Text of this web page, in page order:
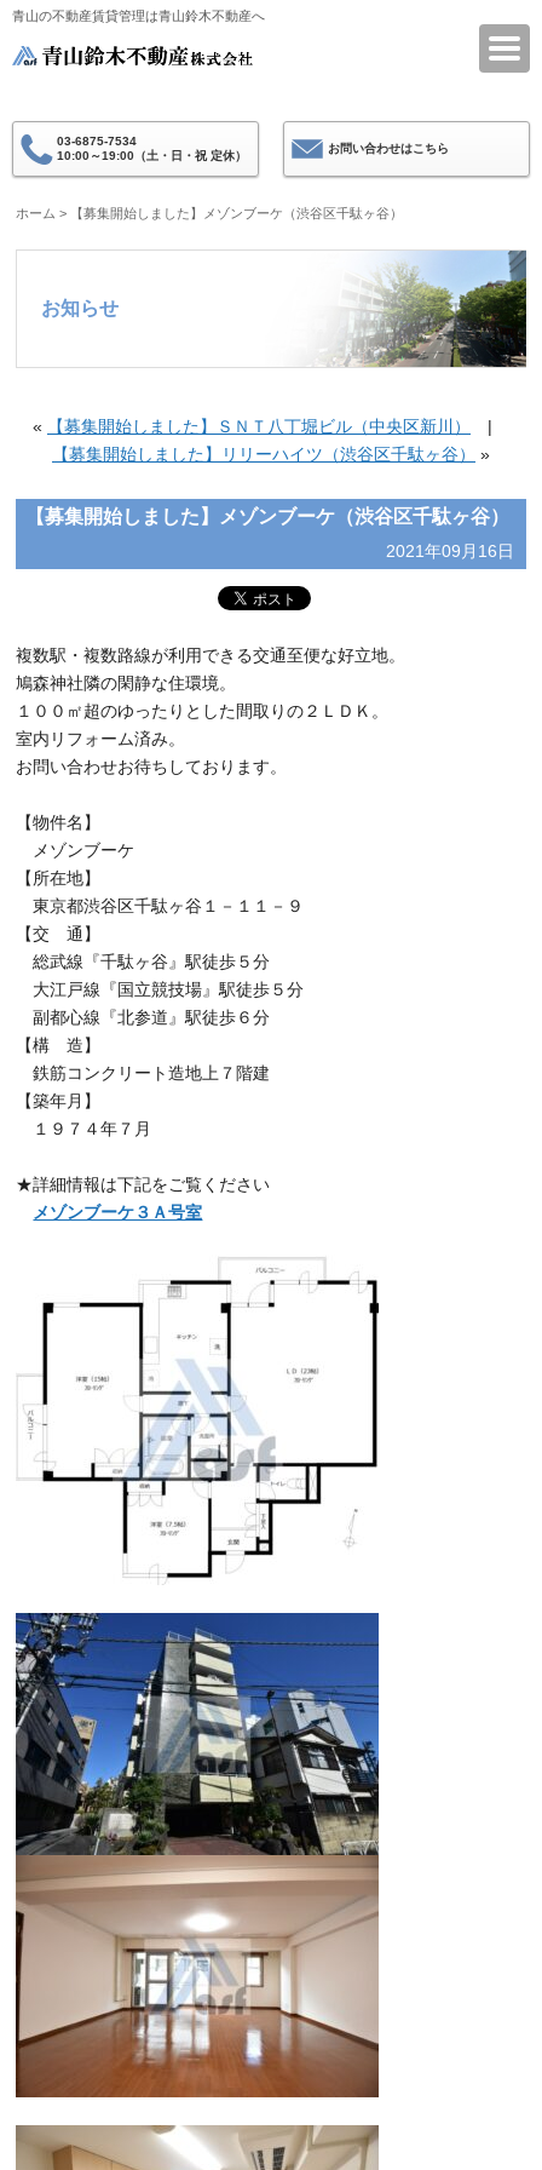
青山の不動産賃貸管理は青山鈴木不動産へ
03-6875-7534
10:00～19:00（土・日・祝 定休）
お問い合わせはこちら
ホーム > 【募集開始しました】メゾンブーケ（渋谷区千駄ヶ谷）
お知らせ
« 【募集開始しました】ＳＮＴ八丁堀ビル（中央区新川）
|
【募集開始しました】リリーハイツ（渋谷区千駄ヶ谷）
»
【募集開始しました】メゾンブーケ（渋谷区千駄ヶ谷）
2021年09月16日
複数駅・複数路線が利用できる交通至便な好立地。
鳩森神社隣の閑静な住環境。
１００㎡超のゆったりとした間取りの２ＬＤＫ。
室内リフォーム済み。
お問い合わせお待ちしております。
【物件名】
メゾンブーケ
【所在地】
東京都渋谷区千駄ヶ谷１－１１－９
【交 通】
総武線『千駄ヶ谷』駅徒歩５分
大江戸線『国立競技場』駅徒歩５分
副都心線『北参道』駅徒歩６分
【構 造】
鉄筋コンクリート造地上７階建
【築年月】
１９７４年７月
★詳細情報は下記をご覧ください
メゾンブーケ３Ａ号室